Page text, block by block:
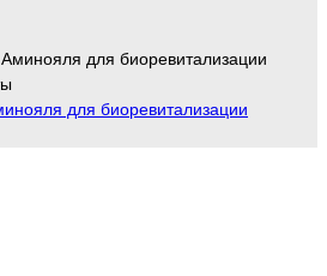
для биоревитализации